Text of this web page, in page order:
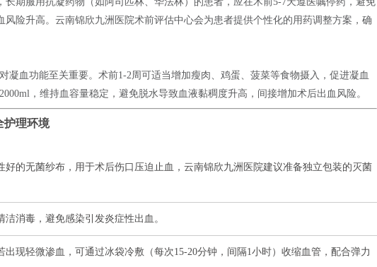
风险升高。云南锦欣九洲医院术前评估中心会为患者提供个性化的用药调整方案，确
凝血功能至关重要。术前1-2周可适当增加瘦肉、鸡蛋、菠菜等食物摄入，促进凝血
，维持血容量稳定，避免脱水导致血液黏稠度升高，间接增加术后出血风险。
护理环境
好的无菌纱布，用于术后伤口压迫止血，云南锦欣九洲医院建议准备独立包装的灭菌
洁消毒，避免感染引发炎症性出血。
出现轻微渗血，可通过冰袋冷敷（每次15-20分钟，间隔1小时）收缩血管，配合弹力